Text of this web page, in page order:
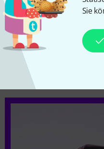
Sie
Durchmesser von 7,6cm
einer Feststellbremse
Ladefläche lässt sich auf
vergrößern, um auch
transportieren zu können.